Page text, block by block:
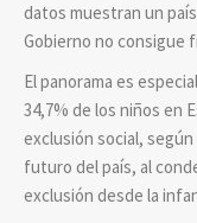
datos muestran un
Gobierno no consigue
El panorama es
34,7% de los niños en
exclusión social,
futuro del país, al
exclusión desde la